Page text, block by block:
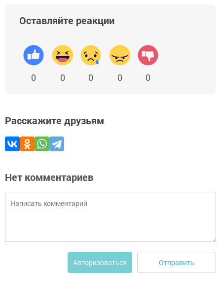
Оставляйте реакции
0 0 0 0 0
Расскажите друзьям
Нет комментариев
Авторизоваться Отправить